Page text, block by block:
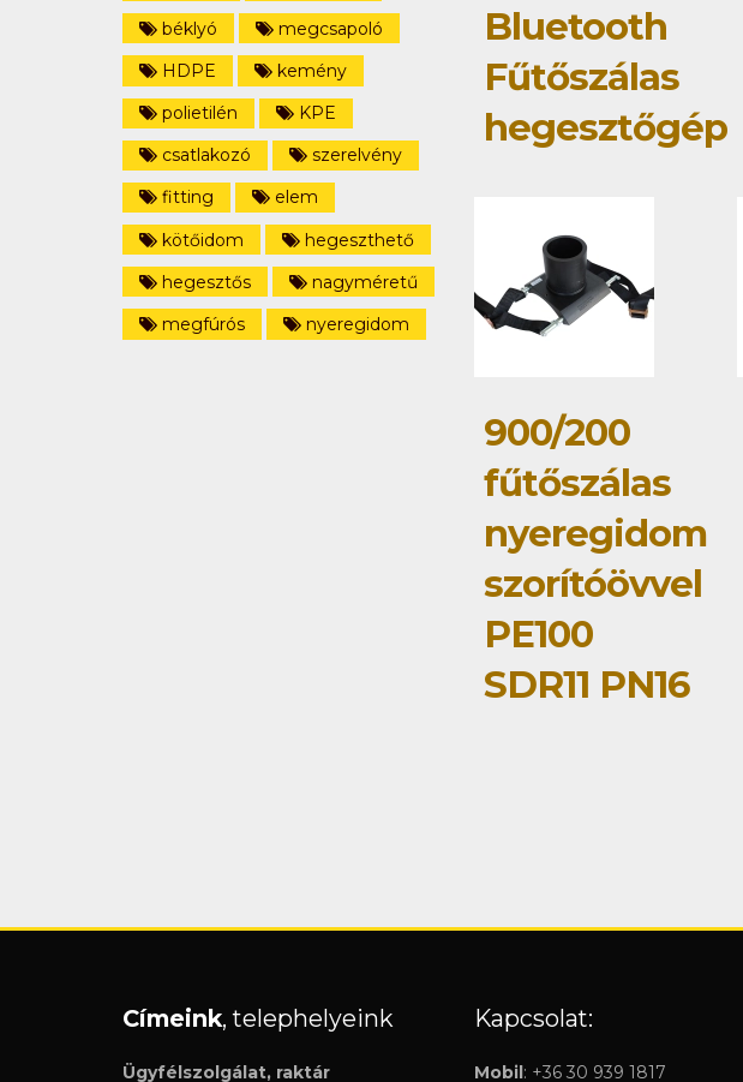
béklyó
megcsapoló
HDPE
kemény
polietilén
KPE
csatlakozó
szerelvény
fitting
elem
kötőidom
hegeszthető
hegesztős
nagyméretű
megfúrós
nyeregidom
Bluetooth
Fűtőszálas
hegesztőgép
900/200
fűtőszálas
nyeregidom
szorítóövvel
PE100
SDR11 PN16
Címeink, telephelyeink
Ügyfélszolgálat, raktár
Kapcsolat:
Mobil: +36 30 939 1817